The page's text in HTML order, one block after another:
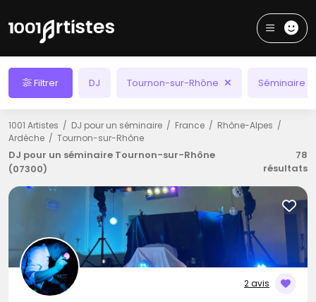
Filtrer DJ Tournon-sur-Rhône Séminaire
1001 Artistes DJ pour un séminaire France
Rhône-Alpes
Ardèche
Tournon-sur-Rhône
DJ pour un séminaire Tournon-sur-Rhône
(07300)
78
résultats
2 avis